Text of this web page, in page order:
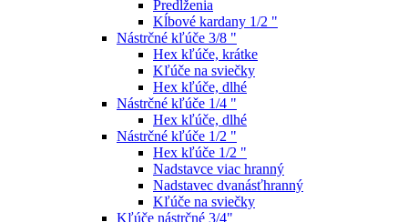
Predĺženia
Kĺbové kardany 1/2 "
Nástrčné kľúče 3/8 "
Hex kľúče, krátke
Kľúče na sviečky
Hex kľúče, dlhé
Nástrčné kľúče 1/4 "
Hex kľúče, dlhé
Nástrčné kľúče 1/2 "
Hex kľúče 1/2 "
Nadstavce viac hranný
Nadstavec dvanásťhranný
Kľúče na sviečky
Kľúče nástrčné 3/4"